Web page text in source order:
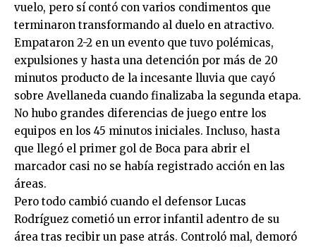
vuelo, pero sí contó con varios condimentos que
terminaron transformando al duelo en atractivo.
Empataron 2-2 en un evento que tuvo polémicas,
expulsiones y hasta una detención por más de 20
minutos producto de la incesante lluvia que cayó
sobre Avellaneda cuando finalizaba la segunda etapa.
No hubo grandes diferencias de juego entre los
equipos en los 45 minutos iniciales. Incluso, hasta
que llegó el primer gol de Boca para abrir el
marcador casi no se había registrado acción en las
áreas.
Pero todo cambió cuando el defensor Lucas
Rodríguez cometió un error infantil adentro de su
área tras recibir un pase atrás. Controló mal, demoró